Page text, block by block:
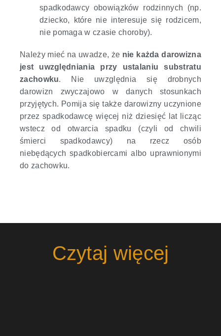
spadkodawcy obowiązków rodzinnych (np.
dziecko, które nie interesuje się rodzicem,
nie pomaga w czasie choroby).
Należy mieć na uwadze, że nie każda darowizna
jest uwzględniania przy ustalaniu substratu
zachowku. Nie uwzględnia się drobnych
darowizn zwyczajowo w danych stosunkach
przyjętych. Pomija się także darowizny uczynione
przez spadkodawcę więcej niż dziesięć lat licząc
wstecz od otwarcia spadku (czyli od chwili
śmierci spadkodawcy) na rzecz osób
niebędących spadkobiercami albo uprawnionymi
do zachowku.
Czytaj więcej